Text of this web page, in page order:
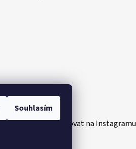
Souhlasím
Sledovat na Instagramu